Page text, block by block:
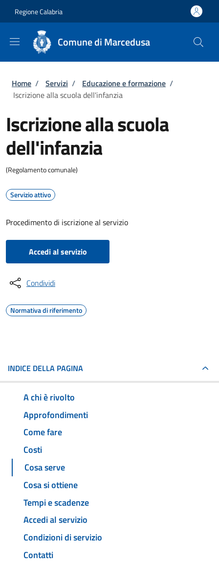
Regione Calabria
Comune di Marcedusa
Briciole di pane
Home / Servizi / Educazione e formazione /
Iscrizione alla scuola dell'infanzia
Iscrizione alla scuola
dell'infanzia
(Regolamento comunale)
Servizio attivo
Procedimento di iscrizione al servizio
Accedi al servizio
Condividi
Normativa di riferimento
INDICE DELLA PAGINA
A chi è rivolto
Approfondimenti
Come fare
Costi
Cosa serve
Cosa si ottiene
Tempi e scadenze
Accedi al servizio
Condizioni di servizio
Contatti